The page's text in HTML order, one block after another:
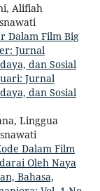
Alifiah
Dalam Film Big
Jurnal
dan Sosial
Jurnal
dan Sosial
Linggua
Dalam Film
Oleh Naya
Bahasa,